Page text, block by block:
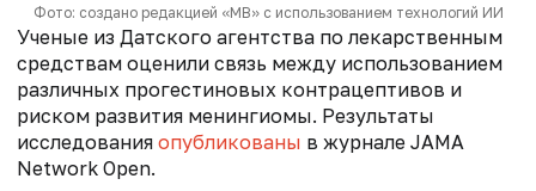
Фото: создано редакцией «МВ» с использованием технологий ИИ
Ученые из Датского агентства по лекарственным
средствам оценили связь между использованием
различных прогестиновых контрацептивов и
риском развития менингиомы. Результаты
исследования опубликованы в журнале JAMA
Network Open.